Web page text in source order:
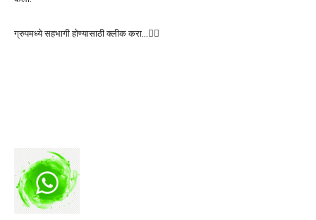
ग्रुपमध्ये सहभागी होण्यासाठी क्लीक करा…👆🏻